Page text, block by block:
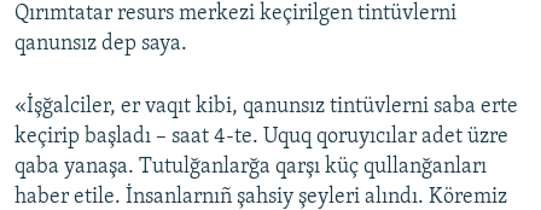
Qırımtatar resurs merkezi keçirilgen tintüvlerni
qanunsız dep saya.
«İşğalciler, er vaqıt kibi, qanunsız tintüvlerni saba erte
keçirip başladı – saat 4-te. Uquq qoruyıcılar adet üzre
qaba yanaşa. Tutulğanlarğa qarşı küç qullanğanları
haber etile. İnsanlarnıñ şahsiy şeyleri alındı. Köremiz